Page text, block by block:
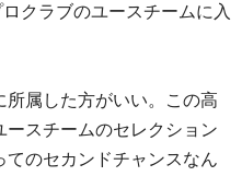
クラブのユースチームに入
所属した方がいい。この高
スチームのセレクション
のセカンドチャンスなん